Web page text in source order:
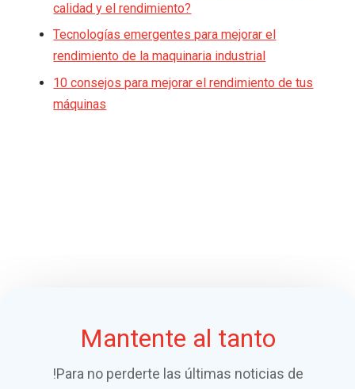
calidad y el rendimiento?
Tecnologías emergentes para mejorar el
rendimiento de la maquinaria industrial
10 consejos para mejorar el rendimiento de tus
máquinas
Mantente al tanto
!Para no perderte las últimas noticias de